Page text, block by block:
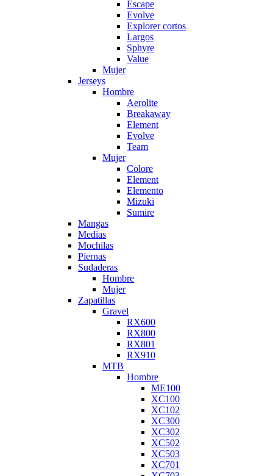
Escape
Evolve
Explorer cortos
Largos
Sphyre
Value
Mujer
Jerseys
Hombre
Aerolite
Breakaway
Element
Evolve
Team
Mujer
Colore
Element
Elemento
Mizuki
Sumire
Mangas
Medias
Mochilas
Piernas
Sudaderas
Hombre
Mujer
Zapatillas
Gravel
RX600
RX800
RX801
RX910
MTB
Hombre
ME100
XC100
XC102
XC300
XC302
XC502
XC503
XC701